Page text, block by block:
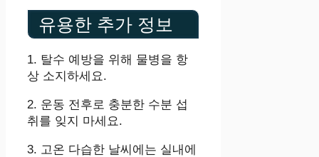
유용한 추가 정보
1. 탈수 예방을 위해 물병을 항
상 소지하세요.
2. 운동 전후로 충분한 수분 섭
취를 잊지 마세요.
3. 고온 다습한 날씨에는 실내에